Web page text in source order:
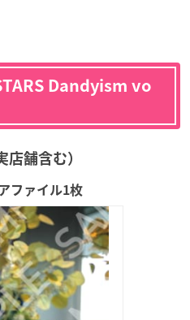
Dandyism vo
舗含む）
ファイル1枚